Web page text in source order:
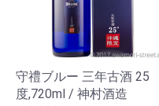
守禮ブルー 三年古酒 25
度,720ml / 神村酒造